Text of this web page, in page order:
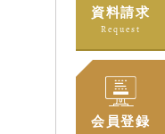
資料請求
Request
会員登録